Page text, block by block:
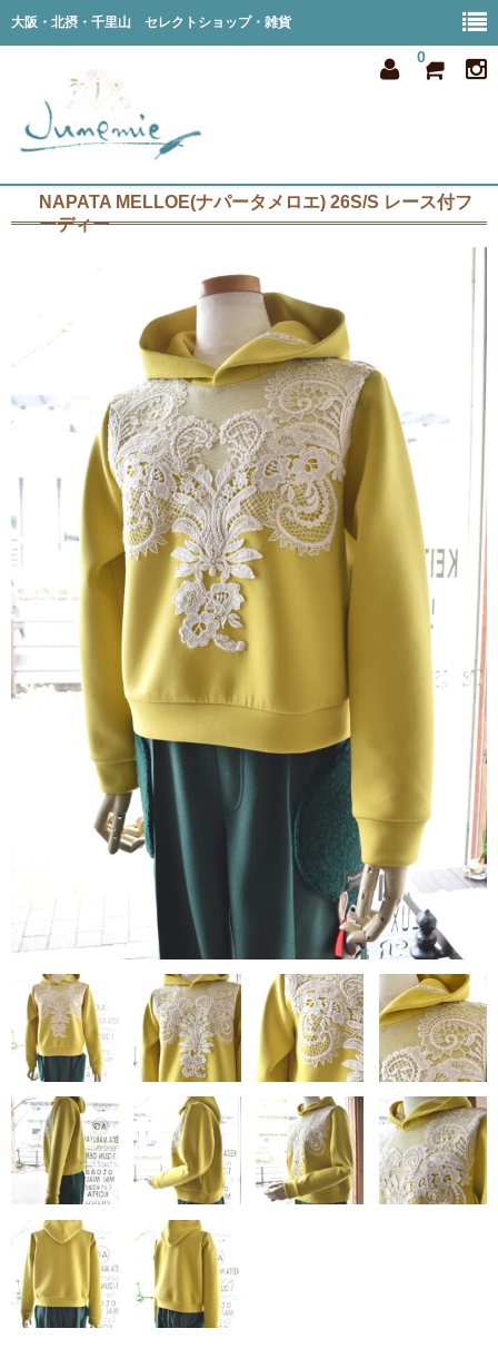
大阪・北摂・千里山 セレクトショップ・雑貨
0
home
privacy
shop info
contact
NAPATA MELLOE(ナパータメロエ) 26S/S レース付フ
ーディー